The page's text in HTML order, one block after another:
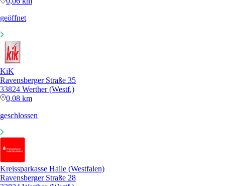
geöffnet
KiK
Ravensberger Straße 35
33824 Werther (Westf.)
0,08 km
geschlossen
Kreissparkasse Halle (Westfalen)
Ravensberger Straße 28